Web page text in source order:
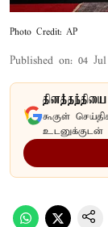
Photo Credit: AP
Published on: 04
கூகுள்
உடனுக்குடன்